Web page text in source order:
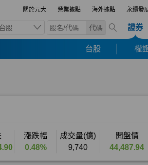
關於元大 營業據點 海外據點 永續發
台股 代碼 證券
台股 權